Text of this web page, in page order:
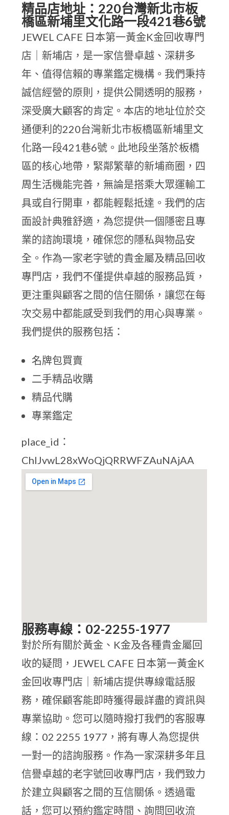
精品店地址：220台灣新北市板
橋區新埔里文化路一段421巷6號
JEWEL CAFE 日本第一黃金K金回收專門
店｜新埔店，是一家信譽卓越、深耕多
年、值得信賴的專業鑑定機構。我們秉持
誠信經營的原則，提供公開透明的服務，
深受廣大顧客的肯定。本店的地址位於交
通便利的220台灣新北市板橋區新埔里文
化路一段421巷6號。此地段坐落於板橋
區的核心地帶，緊鄰繁華的新埔商圈，四
周生活機能完善，無論是搭乘大眾運輸工
具或自行開車，都能輕鬆抵達。我們的店
面設計典雅舒適，為您提供一個隱密且專
業的諮詢環境，確保您的隱私與物品安
全。作為一家老字號的貴金屬及精品回收
專門店，我們不僅提供卓越的服務品質，
更注重與顧客之間的信任關係，讓您在每
次交易中都能感受到我們的用心與專業。
我們提供的服務包括：
名牌包買賣
二手精品收購
精品代購
專業鑑定
place_id：
ChIJvwL28xWoQjQRRWFZAuNAjAA
服務專線：02-2255-1977
對於所有關於黃金、K金及各種貴金屬回
收的疑問，JEWEL CAFE 日本第一黃金K
金回收專門店｜新埔店提供專線電話服
務，確保顧客能即時獲得最詳盡的資訊與
專業協助。您可以隨時撥打我們的客服專
線：02 2255 1977，將有專人為您提供
一對一的諮詢服務。作為一家深耕多年且
信譽卓越的老字號回收專門店，我們致力
於建立與顧客之間的互信關係。透過電
話，您可以預約鑑定時間、詢問回收流